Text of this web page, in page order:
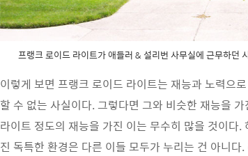
프랭크 로이드 라이트가 애들러 & 설리번 사무실에 근무하던
이렇게 보면 프랭크 로이드 라이트는 재능과 노력으
할 수 없는 사실이다. 그렇다면 그와 비슷한 재능을
라이트 정도의 재능을 가진 이는 무수히 많을 것이다
진 독특한 환경은 다른 이들 모두가 누리는 건 아니